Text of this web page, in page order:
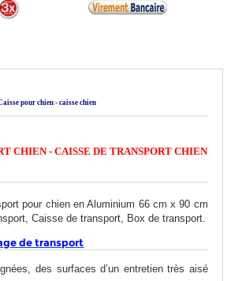
pour chien - caisse chien
CHIEN - CAISSE DE TRANSPORT CHIEN
pour chien en Aluminium 66 cm x 90 cm
Caisse de transport, Box de transport.
de transport
des surfaces d’un entretien très aisé